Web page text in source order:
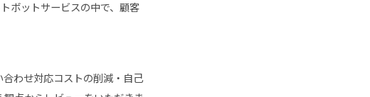
ボットサービスの中で、顧客
わせ対応コストの削減・自己